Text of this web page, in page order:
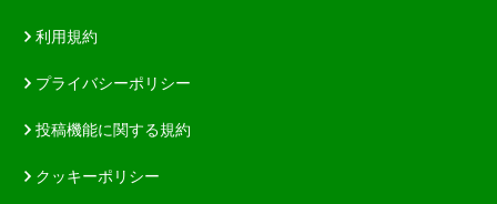
利用規約
プライバシーポリシー
投稿機能に関する規約
クッキーポリシー